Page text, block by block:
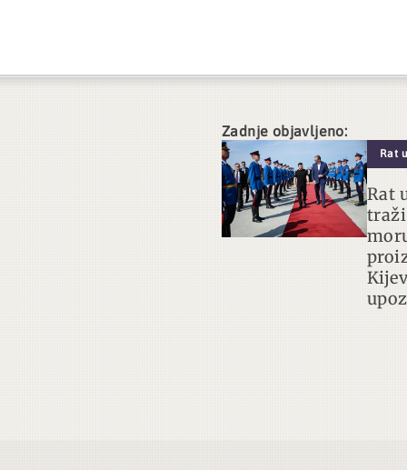
Zadnje objavljeno:
Rat
Rat
traži